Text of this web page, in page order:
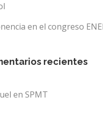
en el congreso
recientes
en SPMT